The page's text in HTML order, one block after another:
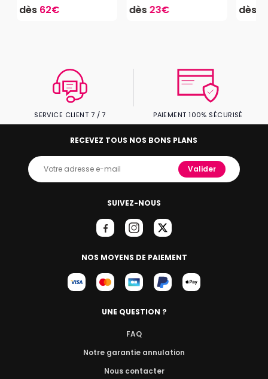
dès 62€ dès23€ dès
SERVICE CLIENT 7 / 7 PAIEMENT 100% SÉCURISÉ
SUIVEZ-NOUS
NOS MOYENS DE PAIEMENT
RECEVEZ TOUS NOS BONS PLANS
Valider
UNE QUESTION ?
FAQ
Notre garantie annulation
Nous contacter